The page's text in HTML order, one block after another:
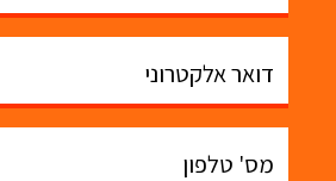
דואר אלקטרוני
מס' טלפון